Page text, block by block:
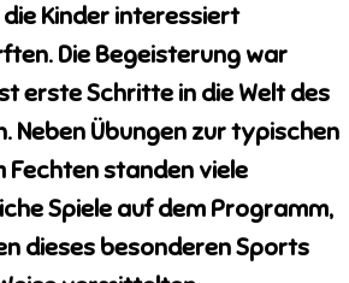
Kinder interessiert
Die Begeisterung war
erste Schritte in die Welt des
Neben Übungen zur typischen
standen viele
Spiele auf dem Programm,
dieses besonderen Sports